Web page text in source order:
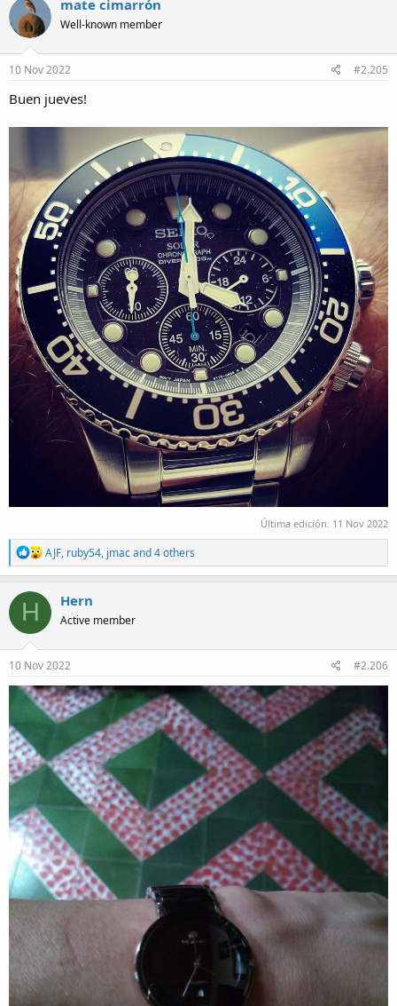
t
i
o
n
s
mate cimarrón
Well-known member
10 Nov 2022 #2.205
Buen jueves!
Última edición: 11 Nov 2022
R
e
a
c
n
s
AJF, ruby54, jmacand 4 others
H Hern
Active member
10 Nov 2022 #2.206